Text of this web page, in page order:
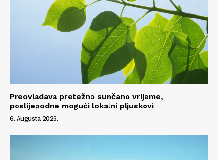
Preovladava pretežno sunčano vrijeme,
poslijepodne mogući lokalni pljuskovi
6. Augusta 2026.